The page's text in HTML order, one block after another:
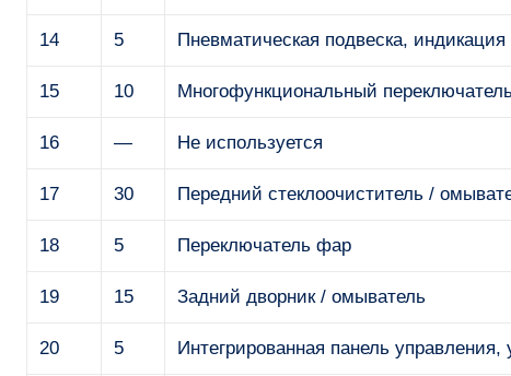
14 5 Пневматическая подвеска,
15 10 Многофункциональный
16 — Не используется
17 30 Передний стеклоочиститель /
18 5 Переключатель фар
19 15 Задний дворник / омыватель
20 5 Интегрированная панель